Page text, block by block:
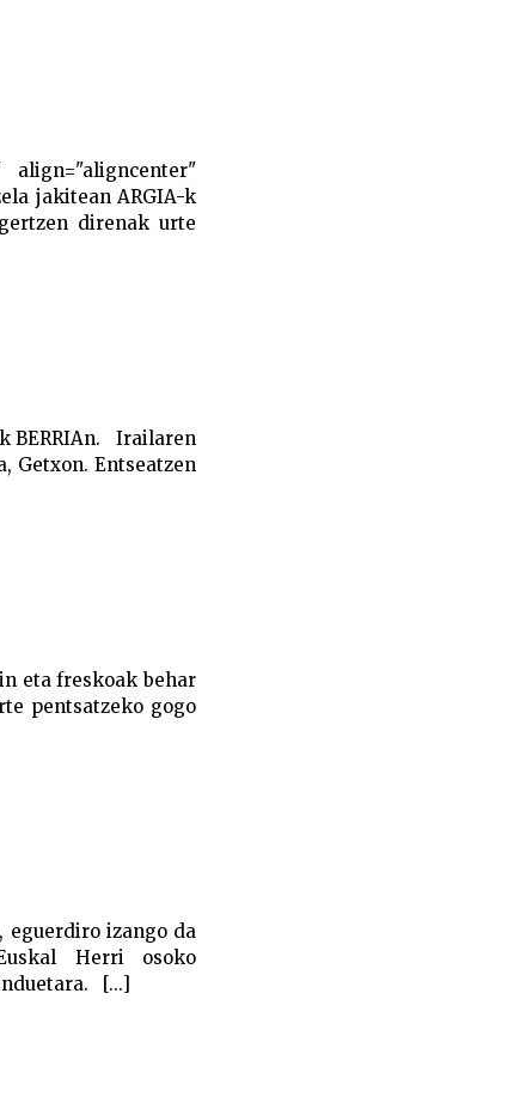
jakitean ARGIA-k
direnak urte
BERRIAn. Irailaren
Getxon. Entseatzen
eta freskoak behar
pentsatzeko gogo
eguerdiro izango da
Herri osoko
[...]